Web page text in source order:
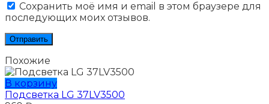
Сохранить моё имя и email в этом браузере для
последующих моих отзывов.
Похожие
В корзину
Подсветка LG 37LV3500